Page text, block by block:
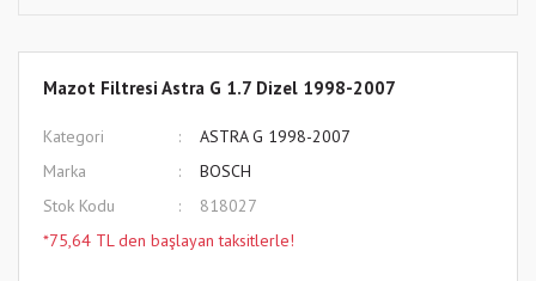
Mazot Filtresi Astra G 1.7 Dizel 1998-2007
Kategori
ASTRA G 1998-2007
Marka
BOSCH
Stok Kodu
818027
*75,64 TL den başlayan taksitlerle!